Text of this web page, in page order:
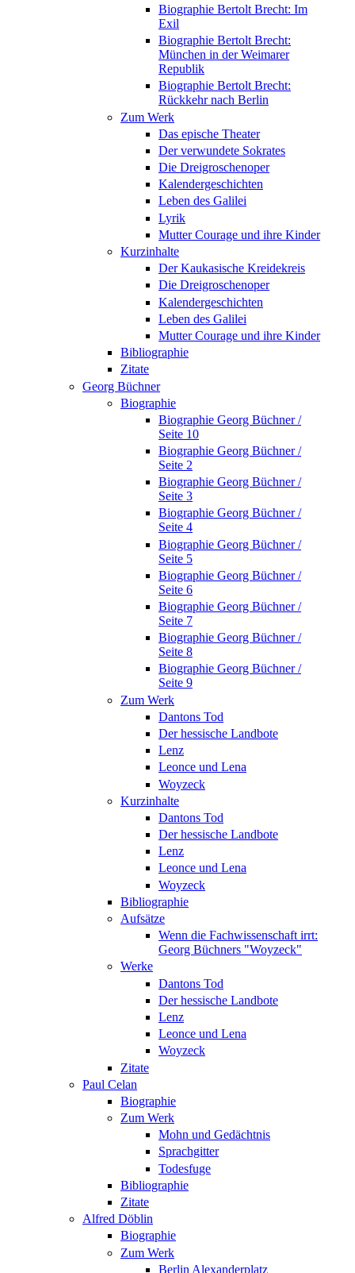
Biographie Bertolt Brecht: Im
Exil
Biographie Bertolt Brecht:
München in der Weimarer
Republik
Biographie Bertolt Brecht:
Rückkehr nach Berlin
Zum Werk
Das epische Theater
Der verwundete Sokrates
Die Dreigroschenoper
Kalendergeschichten
Leben des Galilei
Lyrik
Mutter Courage und ihre Kinder
Kurzinhalte
Der Kaukasische Kreidekreis
Die Dreigroschenoper
Kalendergeschichten
Leben des Galilei
Mutter Courage und ihre Kinder
Bibliographie
Zitate
Georg Büchner
Biographie
Biographie Georg Büchner /
Seite 10
Biographie Georg Büchner /
Seite 2
Biographie Georg Büchner /
Seite 3
Biographie Georg Büchner /
Seite 4
Biographie Georg Büchner /
Seite 5
Biographie Georg Büchner /
Seite 6
Biographie Georg Büchner /
Seite 7
Biographie Georg Büchner /
Seite 8
Biographie Georg Büchner /
Seite 9
Zum Werk
Dantons Tod
Der hessische Landbote
Lenz
Leonce und Lena
Woyzeck
Kurzinhalte
Dantons Tod
Der hessische Landbote
Lenz
Leonce und Lena
Woyzeck
Bibliographie
Aufsätze
Wenn die Fachwissenschaft irrt:
Georg Büchners "Woyzeck"
Werke
Dantons Tod
Der hessische Landbote
Lenz
Leonce und Lena
Woyzeck
Zitate
Paul Celan
Biographie
Zum Werk
Mohn und Gedächtnis
Sprachgitter
Todesfuge
Bibliographie
Zitate
Alfred Döblin
Biographie
Zum Werk
Berlin Alexanderplatz